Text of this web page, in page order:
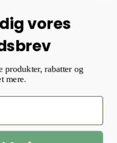
vores
produkter, rabatter og
mere.